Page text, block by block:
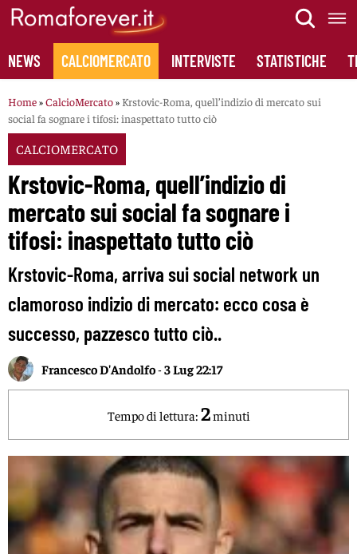
Skip
content
NEWS CALCIOMERCATO INTERVISTE STATISTICHE
Home»CalcioMercato» Krstovic-Roma, quell’indizio di mercato sui
social fa sognare i tifosi: inaspettato tutto ciò
CALCIOMERCATO
Krstovic-Roma, quell’indizio di
mercato sui social fa sognare i
tifosi: inaspettato tutto ciò
Krstovic-Roma, arriva sui social network un
clamoroso indizio di mercato: ecco cosa è
successo, pazzesco tutto ciò..
Francesco D'Andolfo-3 Lug 22:17
Tempo di lettura: 2minuti